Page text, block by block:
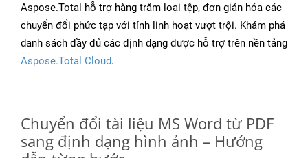
Aspose.Total hỗ trợ hàng trăm loại tệp, đơn giản hóa các
chuyển đổi phức tạp với tính linh hoạt vượt trội. Khám phá
danh sách đầy đủ các định dạng được hỗ trợ trên nền tảng
Aspose.Total Cloud.
Chuyển đổi tài liệu MS Word từ PDF
sang định dạng hình ảnh – Hướng